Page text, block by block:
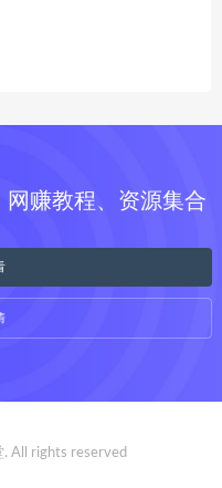
赚教程、资源集合
. All rights reserved